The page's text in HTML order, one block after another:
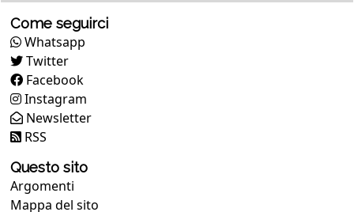
Come seguirci
Whatsapp
Twitter
Facebook
Instagram
Newsletter
RSS
Questo sito
Argomenti
Mappa del sito